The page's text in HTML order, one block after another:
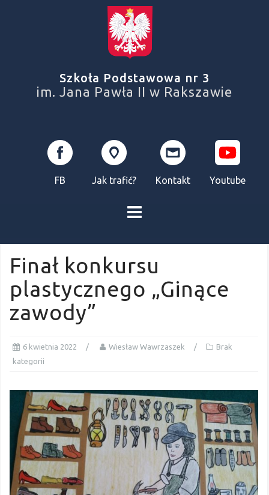
Szkoła Podstawowa nr 3
im. Jana Pawła II w Rakszawie
FB Jak trafić? Kontakt Youtube
Finał konkursu
plastycznego „Ginące
zawody”
6 kwietnia 2022 Wiesław Wawrzaszek
Brak
kategorii